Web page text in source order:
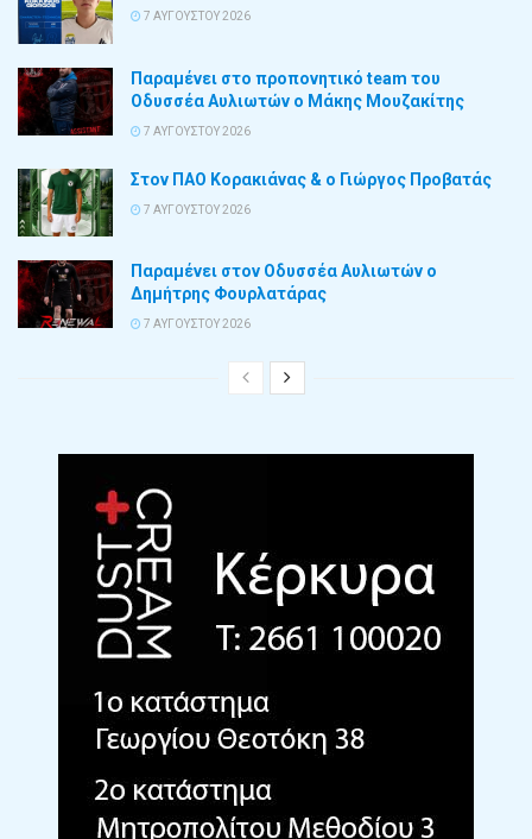
7 ΑΥΓΟΎΣΤΟΥ 2026
Παραμένει στο προπονητικό team του
Οδυσσέα Αυλιωτών ο Μάκης Μουζακίτης
7 ΑΥΓΟΎΣΤΟΥ 2026
Στον ΠΑΟ Κορακιάνας & ο Γιώργος Προβατάς
7 ΑΥΓΟΎΣΤΟΥ 2026
Παραμένει στον Οδυσσέα Αυλιωτών ο
Δημήτρης Φουρλατάρας
7 ΑΥΓΟΎΣΤΟΥ 2026